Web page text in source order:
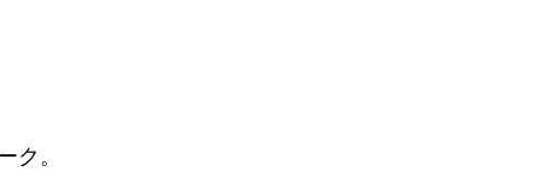
ク。